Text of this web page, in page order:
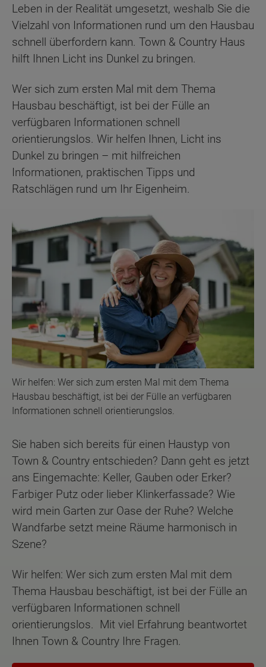
Leben in der Realität umgesetzt, weshalb Sie die
Vielzahl von Informationen rund um den Hausbau
schnell überfordern kann. Town & Country Haus
hilft Ihnen Licht ins Dunkel zu bringen.
Wer sich zum ersten Mal mit dem Thema
Hausbau beschäftigt, ist bei der Fülle an
verfügbaren Informationen schnell
orientierungslos. Wir helfen Ihnen, Licht ins
Dunkel zu bringen – mit hilfreichen
Informationen, praktischen Tipps und
Ratschlägen rund um Ihr Eigenheim.
Wir helfen: Wer sich zum ersten Mal mit dem Thema
Hausbau beschäftigt, ist bei der Fülle an verfügbaren
Informationen schnell orientierungslos.
Sie haben sich bereits für einen Haustyp von
Town & Country entschieden? Dann geht es jetzt
ans Eingemachte: Keller, Gauben oder Erker?
Farbiger Putz oder lieber Klinkerfassade? Wie
wird mein Garten zur Oase der Ruhe? Welche
Wandfarbe setzt meine Räume harmonisch in
Szene?
Wir helfen: Wer sich zum ersten Mal mit dem
Thema Hausbau beschäftigt, ist bei der Fülle an
verfügbaren Informationen schnell
orientierungslos. Mit viel Erfahrung beantwortet
Ihnen Town & Country Ihre Fragen.